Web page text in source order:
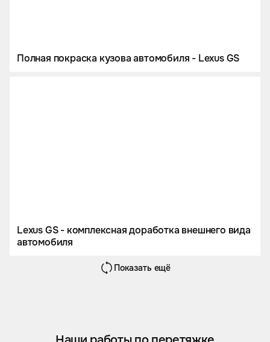
Полная покраска кузова автомобиля - Lexus GS
Lexus GS - комплексная доработка внешнего вида
автомобиля
Показать ещё